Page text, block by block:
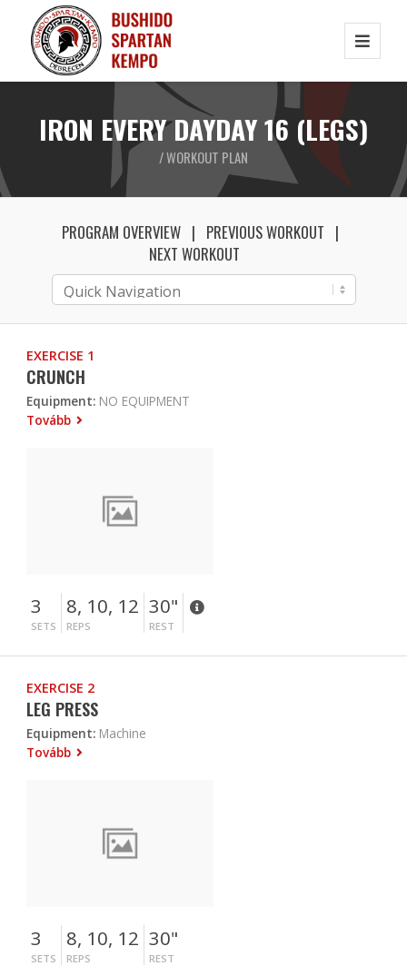
IRON EVERY DAYDAY 16 (LEGS)
/ WORKOUT PLAN
PROGRAM OVERVIEW
PREVIOUS WORKOUT
NEXT WORKOUT
EXERCISE 1
CRUNCH
Equipment: NO EQUIPMENT
Tovább
3
SETS
8, 10, 12
REPS
30"
REST
EXERCISE 2
LEG PRESS
Equipment: Machine
Tovább
3
SETS
8, 10, 12
REPS
30"
REST